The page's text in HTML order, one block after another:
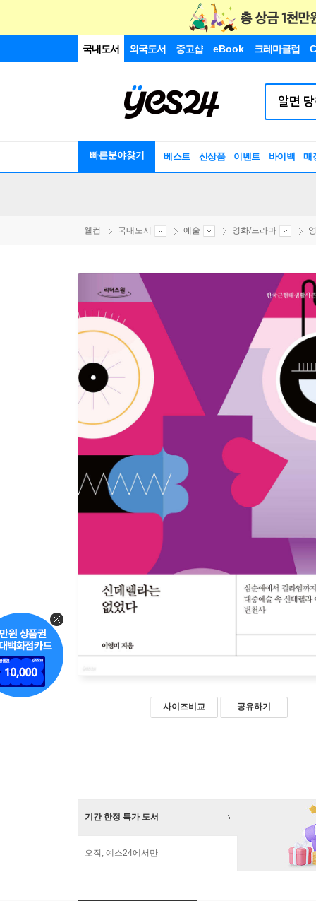
국내도서 외국도서 중고샵 eBook 크레마클럽
빠른분야찾기 베스트 신상품 이벤트 바이백 매
웰컴 국내도서 예술 영화/드라마
사이즈비교 공유하기
기간 한정 특가 도서
오직, 예스24에서만